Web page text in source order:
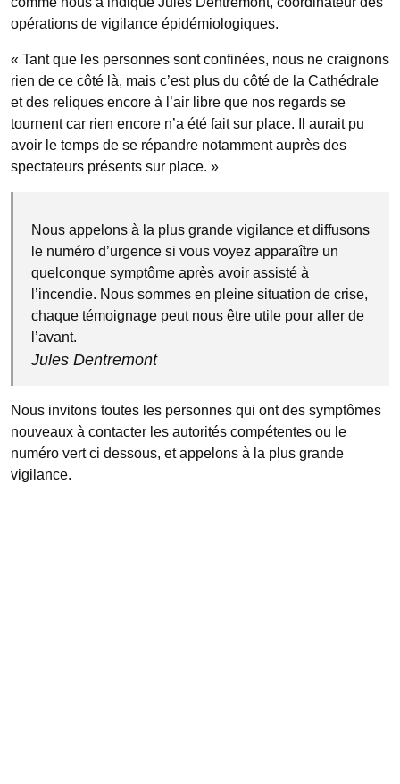
opérations de vigilance épidémiologiques.
« Tant que les personnes sont confinées, nous ne craignons
rien de ce côté là, mais c’est plus du côté de la Cathédrale
et des reliques encore à l’air libre que nos regards se
tournent car rien encore n’a été fait sur place. Il aurait pu
avoir le temps de se répandre notamment auprès des
spectateurs présents sur place. »
Nous appelons à la plus grande vigilance et diffusons
le numéro d’urgence si vous voyez apparaître un
quelconque symptôme après avoir assisté à
l’incendie. Nous sommes en pleine situation de crise,
chaque témoignage peut nous être utile pour aller de
l’avant.
Jules Dentremont
Nous invitons toutes les personnes qui ont des symptômes
nouveaux à contacter les autorités compétentes ou le
numéro vert ci dessous, et appelons à la plus grande
vigilance.